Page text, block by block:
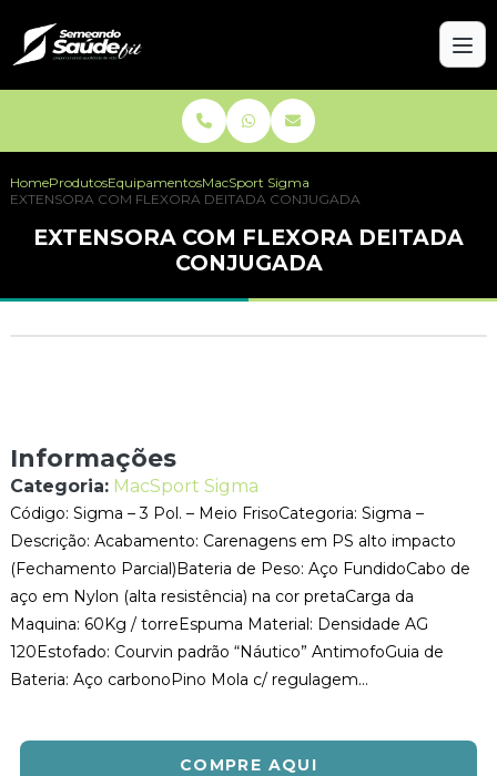
HomeProdutosEquipamentosMacSport Sigma
EXTENSORA COM FLEXORA DEITADA CONJUGADA
EXTENSORA COM FLEXORA DEITADA
CONJUGADA
Informações
Categoria: MacSport Sigma
Código: Sigma – 3 Pol. – Meio FrisoCategoria: Sigma –
Descrição: Acabamento: Carenagens em PS alto impacto
(Fechamento Parcial)Bateria de Peso: Aço FundidoCabo de
aço em Nylon (alta resistência) na cor pretaCarga da
Maquina: 60Kg / torreEspuma Material: Densidade AG
120Estofado: Courvin padrão “Náutico” AntimofoGuia de
Bateria: Aço carbonoPino Mola c/ regulagem...
COMPRE AQUI